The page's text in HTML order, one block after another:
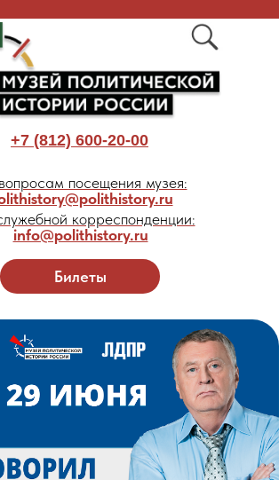
Билеты
+7 (812) 600-20-00
посещения музея:
корреспонденции:
info@polithistory.ru